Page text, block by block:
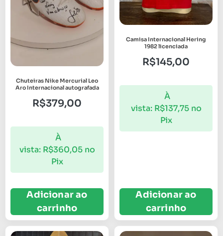
Chuteiras Nike Mercurial Leo
Aro Internacional autografada
R$379,00
À
vista: R$360,05 no
Pix
Adicionar ao
carrinho
Camisa Internacional Hering
1982 licenciada
R$145,00
À
vista: R$137,75 no
Pix
Adicionar ao
carrinho